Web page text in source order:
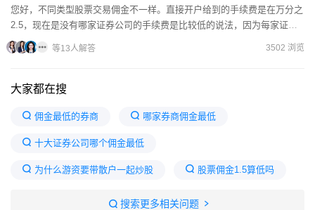
您好，不同类型股票交易佣金不一样。直接开户给到的手续费是在万分之
2.5，现在是没有哪家证券公司的手续费是比较低的说法，因为每家证券
公司都是有自己的手续费标准的，低佣金账户可以通过扫描客...
等13人解答 3502 浏览
大家都在搜
佣金最低的券商 哪家券商佣金最低
十大证券公司哪个佣金最低
为什么游资要带散户一起炒股 股票佣金1.5算低吗
股票老师带人炒股是真的吗
搜索更多相关问题